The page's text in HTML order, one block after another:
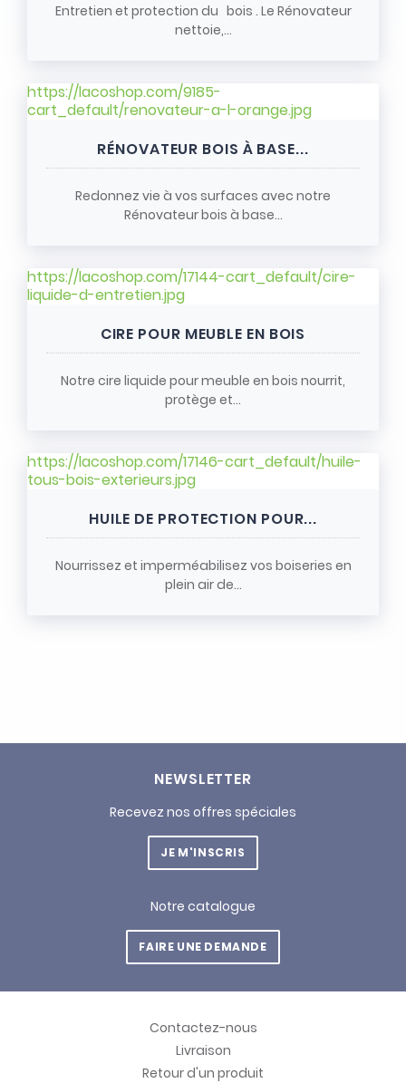
Entretien et protection du bois . Le Rénovateur
nettoie,...
https://lacoshop.com/9185-
cart_default/renovateur-a-l-orange.jpg
RÉNOVATEUR BOIS À BASE...
Redonnez vie à vos surfaces avec notre
Rénovateur bois à base...
https://lacoshop.com/17144-cart_default/cire-
liquide-d-entretien.jpg
CIRE POUR MEUBLE EN BOIS
Notre cire liquide pour meuble en bois nourrit,
protège et...
https://lacoshop.com/17146-cart_default/huile-
tous-bois-exterieurs.jpg
HUILE DE PROTECTION POUR...
Nourrissez et imperméabilisez vos boiseries en
plein air de...
NEWSLETTER
Recevez nos offres spéciales
JE M'INSCRIS
Notre catalogue
FAIRE UNE DEMANDE
Contactez-nous
Livraison
Retour d'un produit